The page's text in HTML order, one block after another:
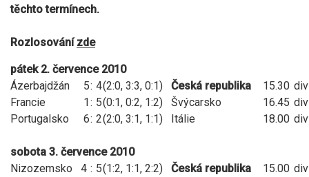
těchto termínech.
Rozlosovánízde
pátek 2. července 2010
Ázerbajdžán
5: 4(2:0, 3:3, 0:1) Česká republika 15.30
Francie
1: 5(0:1, 0:2, 1:2) Švýcarsko 16.45
Portugalsko
6: 2(2:0, 3:1, 1:1) Itálie 18.00
sobota 3. července 2010
Nizozemsko
4 : 5(1:2, 1:1, 2:2) Česká republika 15.00